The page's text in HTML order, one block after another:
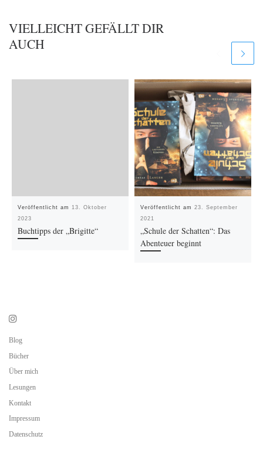
VIELLEICHT GEFÄLLT DIR
AUCH
Veröffentlicht am 13. Oktober
2023
Buchtipps der „Brigitte“
Veröffentlicht am23. September
2021
„Schule der Schatten“: Das
Abenteuer beginnt
Blog
Bücher
Über mich
Lesungen
Kontakt
Impressum
Datenschutz